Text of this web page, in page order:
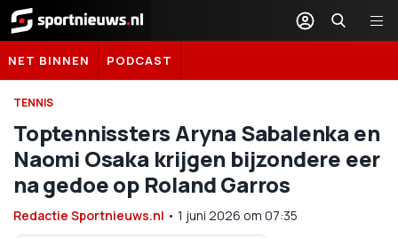
Sportnieuws.nl
NET BINNEN PODCAST
TENNIS
Toptennissters Aryna Sabalenka en
Naomi Osaka krijgen bijzondere eer
na gedoe op Roland Garros
Redactie Sportnieuws.nl • 1 juni 2026 om 07:35